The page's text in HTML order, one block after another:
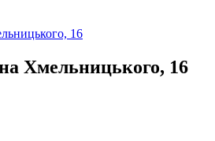
16
Хмельницького, 16